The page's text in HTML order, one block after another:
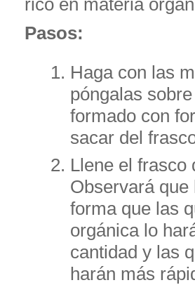
rico en materia
Pasos:
Haga con las
póngalas
formado con
sacar del
Llene el frasco
Observará
forma que las
orgánica lo
cantidad y las
harán más